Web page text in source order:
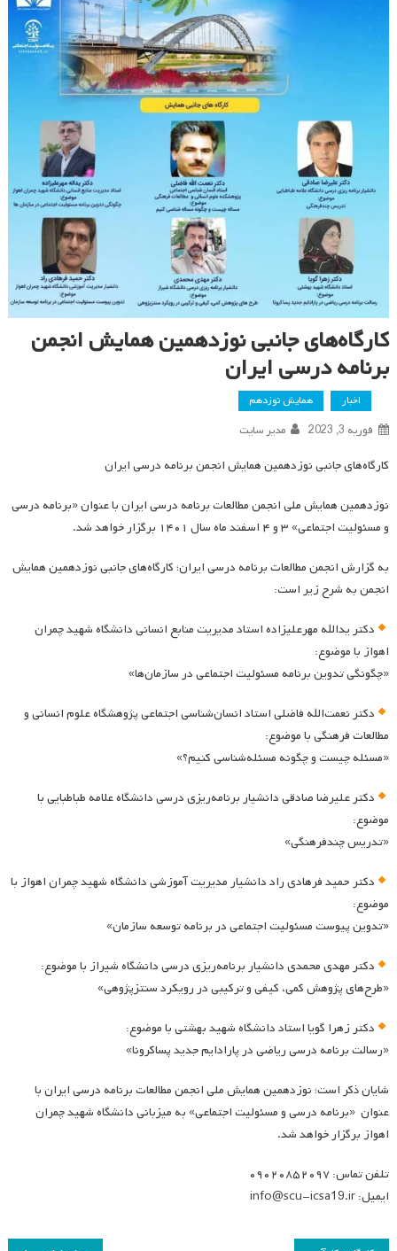
کارگاه‌های جانبی نوزدهمین همایش انجمن
برنامه درسی ایران
اخبار همایش نوزدهم
فوریه 3, 2023 مدیر سایت
کارگاه‌های جانبی نوزدهمین همایش انجمن برنامه درسی ایران
نوزدهمین همایش ملی انجمن مطالعات برنامه درسی ایران با عنوان «برنامه درسی
و مسئولیت اجتماعی» ۳ و ۴ اسفند ماه سال ۱۴۰۱ برگزار خواهد شد.
به گزارش انجمن مطالعات برنامه درسی ایران؛ کارگاه‌های جانبی نوزدهمین همایش
انجمن به شرح زیر است:
دکتر یدالله مهرعلیزاده استاد مدیریت منابع انسانی دانشگاه شهید چمران
اهواز با موضوع:
«چگونگی تدوین برنامه مسئولیت اجتماعی در سازمان‌ها»
دکتر نعمت‌الله فاضلی استاد انسان‌شناسی اجتماعی پژوهشگاه علوم انسانی و
مطالعات فرهنگی با موضوع:
«مسئله چیست و چگونه مسئله‌شناسی کنیم؟»
دکتر علیرضا صادقی دانشیار برنامه‌ریزی درسی دانشگاه علامه طباطبایی با
موضوع:
«تدریس چندفرهنگی»
دکتر حمید فرهادی راد دانشیار مدیریت آموزشی دانشگاه شهید چمران اهواز با
موضوع:
«تدوین پیوست مسئولیت اجتماعی در برنامه توسعه سازمان»
دکتر مهدی محمدی دانشیار برنامه‌ریزی درسی دانشگاه شیراز با موضوع:
«طرح‌های پژوهش کمی، کیفی و ترکیبی در رویکرد سنتزپژوهی»
دکتر زهرا گویا استاد دانشگاه شهید بهشتی با موضوع:
«رسالت برنامه درسی ریاضی در پارادایم جدید پساکرونا»
شایان ذکر است؛ نوزدهمین همایش ملی انجمن مطالعات برنامه درسی ایران با
عنوان «برنامه درسی و مسئولیت اجتماعی» به میزبانی دانشگاه شهید چمران
اهواز برگزار خواهد شد.
تلفن تماس: ۰۹۰۲۰۸۵۲۰۹۷
ایمیل: info@scu-icsa19.ir